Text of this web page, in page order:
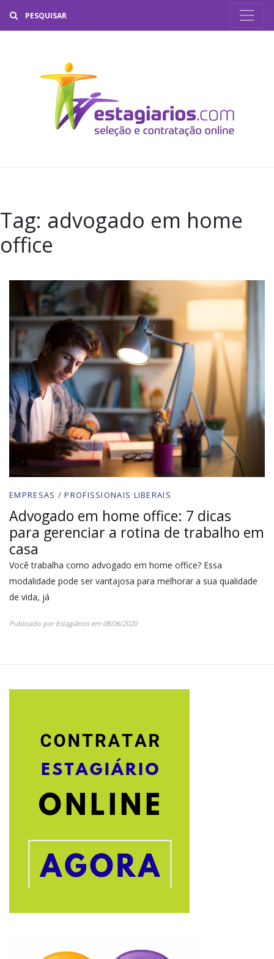
Tag: advogado em home
office
EMPRESAS / PROFISSIONAIS LIBERAIS
Advogado em home office: 7 dicas
para gerenciar a rotina de trabalho em
casa
Você trabalha como advogado em home office? Essa
modalidade pode ser vantajosa para melhorar a sua qualidade
de vida, já
Publicado porEstagiáriosem 08/06/2020